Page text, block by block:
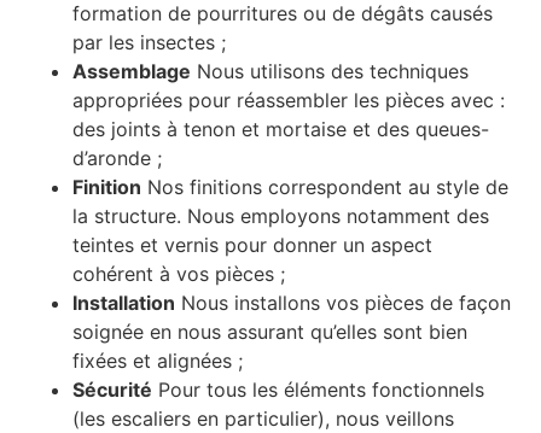
formation de pourritures ou de dégâts causés
par les insectes ;
Assemblage Nous utilisons des techniques
appropriées pour réassembler les pièces avec :
des joints à tenon et mortaise et des queues-
d’aronde ;
Finition Nos finitions correspondent au style de
la structure. Nous employons notamment des
teintes et vernis pour donner un aspect
cohérent à vos pièces ;
Installation Nous installons vos pièces de façon
soignée en nous assurant qu’elles sont bien
fixées et alignées ;
Sécurité Pour tous les éléments fonctionnels
(les escaliers en particulier), nous veillons